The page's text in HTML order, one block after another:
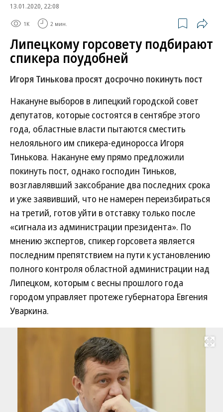
13.01.2020, 22:08
1K 2 мин.
Липецкому горсовету подбирают
спикера поудобней
Игоря Тинькова просят досрочно покинуть пост
Накануне выборов в липецкий городской совет
депутатов, которые состоятся в сентябре этого
года, областные власти пытаются сместить
нелояльного им спикера-единоросса Игоря
Тинькова. Накануне ему прямо предложили
покинуть пост, однако господин Тиньков,
возглавлявший заксобрание два последних срока
и уже заявивший, что не намерен переизбираться
на третий, готов уйти в отставку только после
«сигнала из администрации президента». По
мнению экспертов, спикер горсовета является
последним препятствием на пути к установлению
полного контроля областной администрации над
Липецком, которым с весны прошлого года
городом управляет протеже губернатора Евгения
Уваркина.
Развернуть